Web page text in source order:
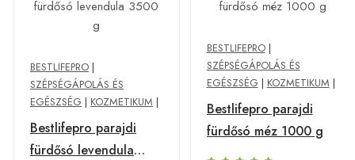
BESTLIFEPRO |
SZÉPSÉGÁPOLÁS ÉS
EGÉSZSÉG | KOZMETIKUM |
Bestlifepro parajdi
fürdősó levendula
BESTLIFEPRO|
SZÉPSÉGÁPOLÁS ÉS
EGÉSZSÉG | KOZMETIKUM |
Bestlifepro parajdi
fürdősó méz 1000 g